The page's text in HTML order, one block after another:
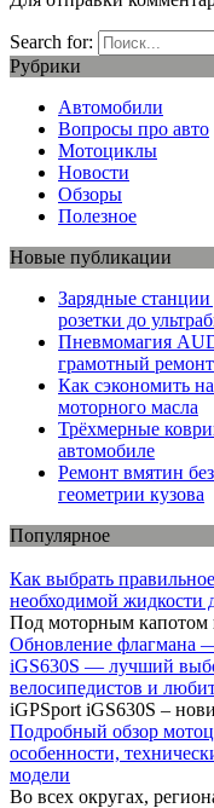
Search for:
Рубрики
Автомобили
Вопросы про авто
Мотоциклы
Новости
Обзоры
Полезное
Новые публикации
Зарядные
розетки до
Пневмомагия
грамотный
Как сэкономить
моторного масла
Трёхмерные
автомобиле
Ремонт вмятин
геометрии кузова
Популярное
Как выбрать
необходимой жидкости
Под моторным капотом
Обновление флагмана
iGS630S — лучший
велосипедистов и
iGPSport iGS630S –
Подробный обзор
особенности,
модели
Во всех округах,